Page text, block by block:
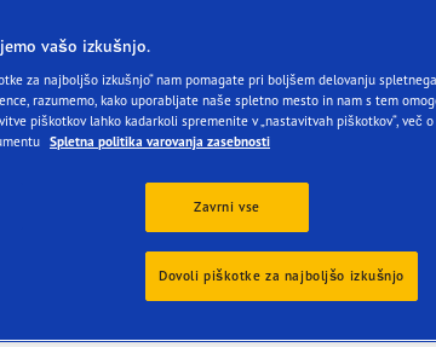
pnevmatike za osebna vozila
vašo izkušnjo.
za najboljšo izkušnjo“ nam pomagate pri boljšem delovanju
razumemo, kako uporabljate naše spletno mesto in nam s tem
piškotkov lahko kadarkoli spremenite v „nastavitvah piškotkov“, več
Spletna politika varovanja zasebnosti
Zavrni vse
Dovoli piškotke za najboljšo izkušnjo